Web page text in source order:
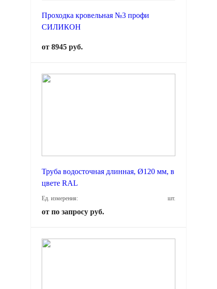
Проходка кровельная №3 профи
СИЛИКОН
от 8945 руб.
Труба водосточная длинная, Ø120 мм, в
цвете RAL
Ед. измерения: шт.
от по запросу руб.